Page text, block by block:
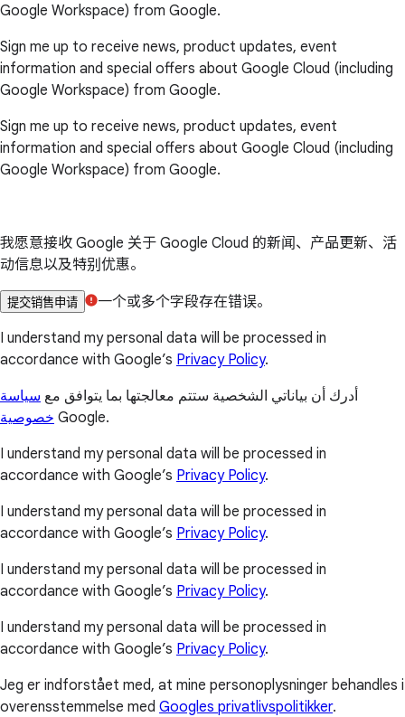
Google Workspace) from Google.
Sign me up to receive news, product updates, event
information and special offers about Google Cloud (including
Google Workspace) from Google.
Sign me up to receive news, product updates, event
information and special offers about Google Cloud (including
Google Workspace) from Google.
我愿意接收 Google 关于 Google Cloud 的新闻、产品更新、活
动信息以及特别优惠。
提交销售申请
一个或多个字段存在错误。
I understand my personal data will be processed in
accordance with Google’s Privacy Policy.
أدرك أن بياناتي الشخصية ستتم معالجتها بما يتوافق مع سياسة
خصوصية Google.
I understand my personal data will be processed in
accordance with Google’s Privacy Policy.
I understand my personal data will be processed in
accordance with Google’s Privacy Policy.
I understand my personal data will be processed in
accordance with Google’s Privacy Policy.
I understand my personal data will be processed in
accordance with Google’s Privacy Policy.
Jeg er indforstået med, at mine personoplysninger behandles i
overensstemmelse med Googles privatlivspolitikker.